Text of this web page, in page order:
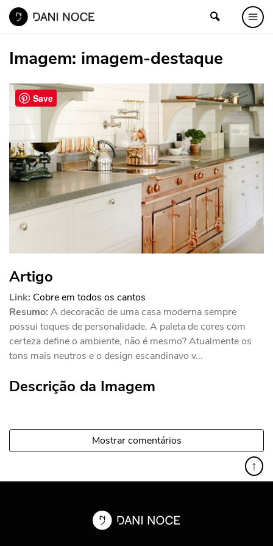
Imagem: imagem-destaque
Artigo
Link: Cobre em todos os cantos
Resumo: A decoracão de uma casa moderna sempre
possui toques de personalidade. A paleta de cores com
certeza define o ambiente, não é mesmo? Atualmente os
tons mais neutros e o design escandinavo v...
Descrição da Imagem
Mostrar comentários
↑
Save